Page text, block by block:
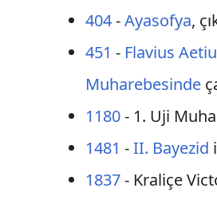
404-Ayasofya,
451 - Flavius
Muharebesinde
1180- 1. Uji
1481 -II. Bayezid
1837- Kraliçe